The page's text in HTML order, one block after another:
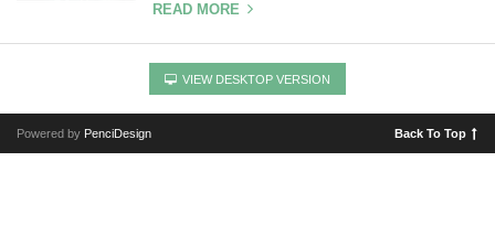
READ MORE
VIEW DESKTOP VERSION
Powered by PenciDesign Back To Top